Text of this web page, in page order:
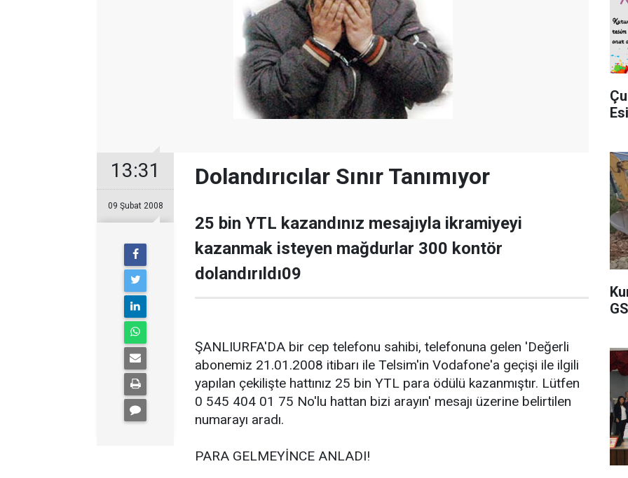
13:31
09 Şubat 2008
Dolandırıcılar Sınır Tanımıyor
25 bin YTL kazandınız mesajıyla ikramiyeyi
kazanmak isteyen mağdurlar 300 kontör
dolandırıldı09
ŞANLIURFA'DA bir cep telefonu sahibi, telefonuna gelen 'Değerli
abonemiz 21.01.2008 itibarı ile Telsim'in Vodafone'a geçişi ile ilgili
yapılan çekilişte hattınız 25 bin YTL para ödülü kazanmıştır. Lütfen
0 545 404 01 75 No'lu hattan bizi arayın' mesajı üzerine belirtilen
numarayı aradı.
PARA GELMEYİNCE ANLADI!